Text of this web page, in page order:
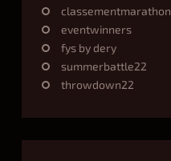
classementmarathon
eventwinners
fys by dery
summerbattle22
throwdown22